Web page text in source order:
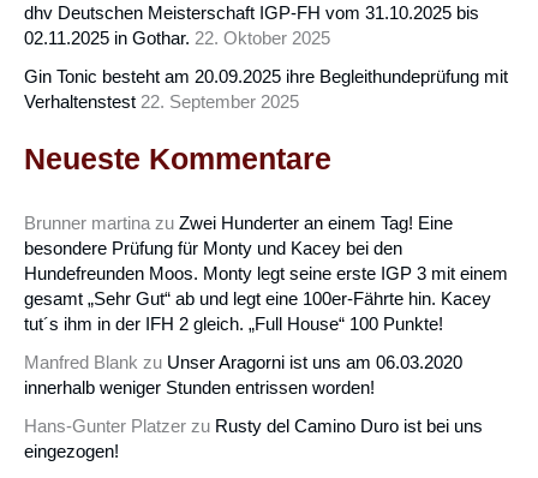
dhv Deutschen Meisterschaft IGP-FH vom 31.10.2025 bis
02.11.2025 in Gothar. 22. Oktober 2025
Gin Tonic besteht am 20.09.2025 ihre Begleithundeprüfung mit
Verhaltenstest 22. September 2025
Neueste Kommentare
Brunner martina zu Zwei Hunderter an einem Tag! Eine
besondere Prüfung für Monty und Kacey bei den
Hundefreunden Moos. Monty legt seine erste IGP 3 mit einem
gesamt „Sehr Gut“ ab und legt eine 100er-Fährte hin. Kacey
tut´s ihm in der IFH 2 gleich. „Full House“ 100 Punkte!
Manfred Blank zu Unser Aragorni ist uns am 06.03.2020
innerhalb weniger Stunden entrissen worden!
Hans-Gunter Platzer zu Rusty del Camino Duro ist bei uns
eingezogen!